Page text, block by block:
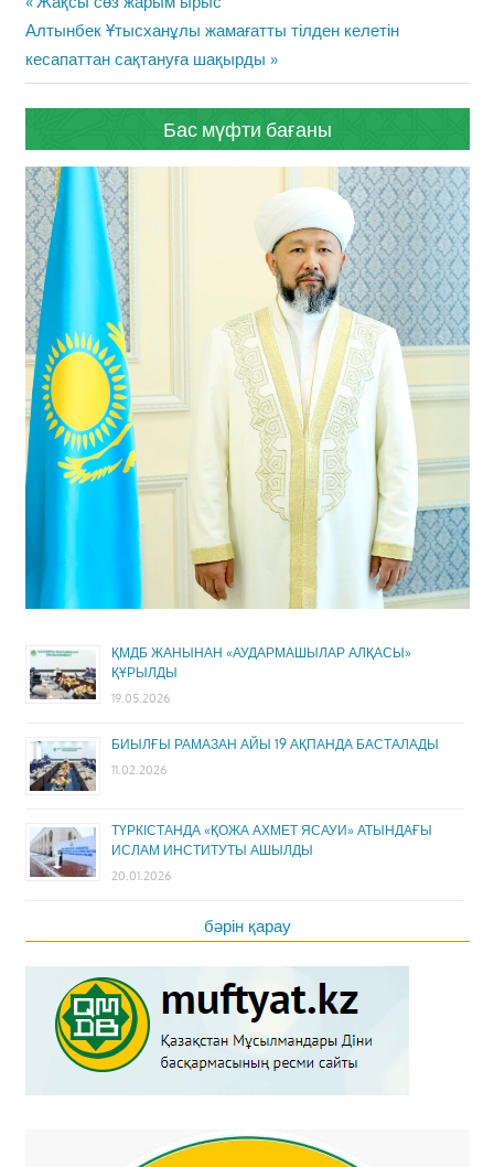
навигациясы
Post:
Next
Post:
Алтынбек Ұтысханұлы жамағатты тілден келетін
кесапаттан сақтануға шақырды
Бас мүфти бағаны
ҚМДБ ЖАНЫНАН «АУДАРМАШЫЛАР АЛҚАСЫ»
ҚҰРЫЛДЫ
19.05.2026
БИЫЛҒЫ РАМАЗАН АЙЫ 19 АҚПАНДА БАСТАЛАДЫ
11.02.2026
ТҮРКІСТАНДА «ҚОЖА АХМЕТ ЯСАУИ» АТЫНДАҒЫ
ИСЛАМ ИНСТИТУТЫ АШЫЛДЫ
20.01.2026
бәрін қарау